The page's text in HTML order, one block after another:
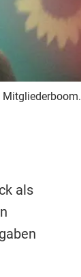
Mitgliederboom.
als